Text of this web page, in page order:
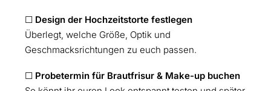
☐ Design der Hochzeitstorte festlegen
Überlegt, welche Größe, Optik und
Geschmacksrichtungen zu euch passen.
☐ Probetermin für Brautfrisur & Make-up buchen